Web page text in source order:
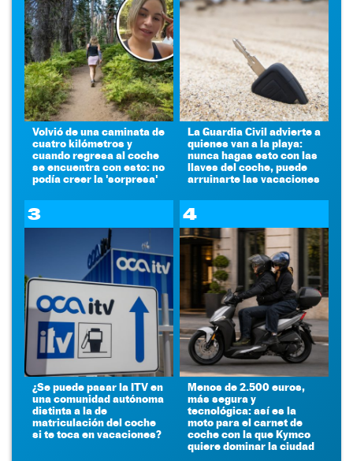
Volvió de una caminata de
cuatro kilómetros y
cuando regresa al coche
se encuentra con esto: no
podía creer la 'sorpresa'
La Guardia Civil advierte a
quienes van a la playa:
nunca hagas esto con las
llaves del coche, puede
arruinarte las vacaciones
3
¿Se puede pasar la ITV en
una comunidad autónoma
distinta a la de
matriculación del coche
si te toca en vacaciones?
4
Menos de 2.500 euros,
más segura y
tecnológica: así es la
moto para el carnet de
coche con la que Kymco
quiere dominar la ciudad